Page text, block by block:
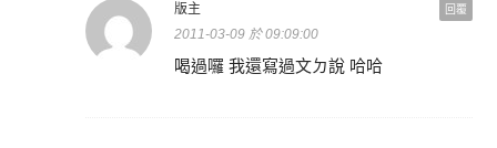
回覆
版主
2011-03-09 於 09:09:00
喝過囉 我還寫過文ㄉ說 哈哈